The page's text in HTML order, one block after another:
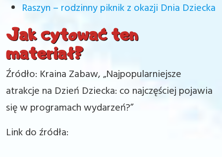
Raszyn – rodzinny piknik z okazji Dnia Dziecka
Jak cytować ten
materiał?
Źródło: Kraina Zabaw, „Najpopularniejsze
atrakcje na Dzień Dziecka: co najczęściej pojawia
się w programach wydarzeń?”
Link do źródła: